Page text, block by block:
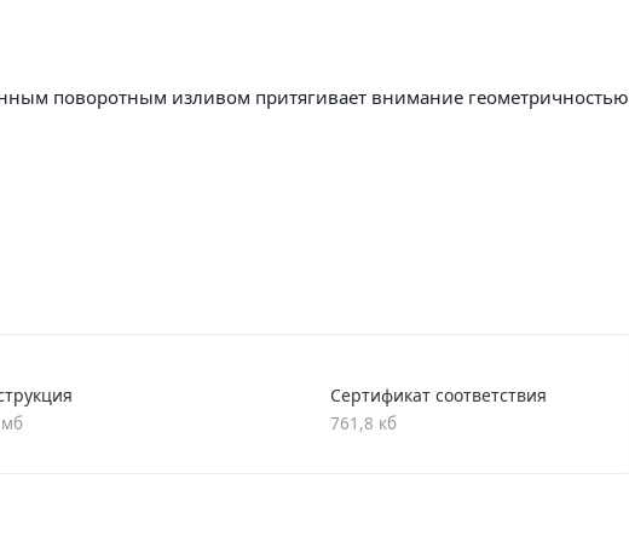
поворотным изливом притягивает внимание геометричностью
и улучшает антикоррозийные свойства. Хромированная
продукт с 5-летней гарантией. В комплекте
и отражатели.
Сертификат соответствия
761,8 кб